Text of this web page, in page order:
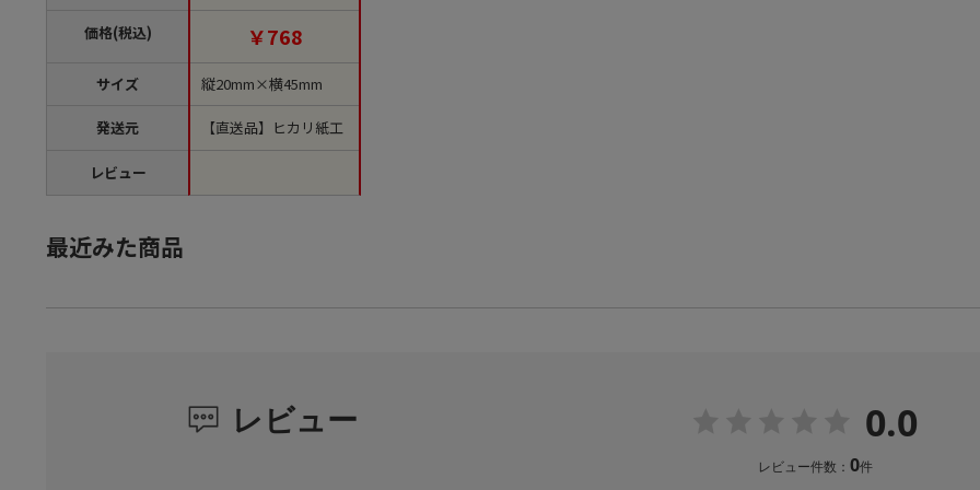
価格(税込)
サイズ
発送元
レビュー
単位1袋）【直送品】
￥768
縦20mm×横45mm
【直送品】ヒカリ紙工
最近みた商品
レビュー 0.0
レビュー件数： 0件